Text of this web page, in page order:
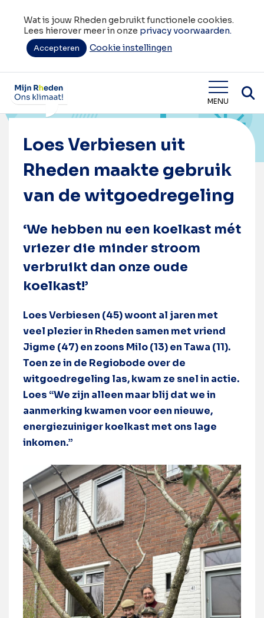
Wat is jouw Rheden gebruikt functionele cookies.
Lees hierover meer in onze privacy voorwaarden.
Accepteren Cookie instellingen
Wat is jouw Rheden MENU
Home
witgoedregeling
Loes Verbiesen uit
Rheden maakte gebruik
van de witgoedregeling
‘We hebben nu een koelkast mét
vriezer die minder stroom
verbruikt dan onze oude
koelkast!’
Loes Verbiesen (45) woont al jaren met
veel plezier in Rheden samen met vriend
Jigme (47) en zoons Milo (13) en Tawa (11).
Toen ze in de Regiobode over de
witgoedregeling las, kwam ze snel in actie.
Loes “We zijn alleen maar blij dat we in
aanmerking kwamen voor een nieuwe,
energiezuiniger koelkast met ons lage
inkomen.”